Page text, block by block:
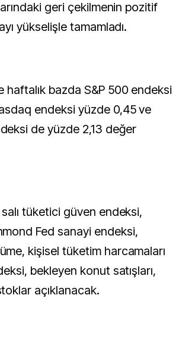
geri çekilmenin pozitif
yükselişle tamamladı.
haftalık bazda S&P 500 endeksi
endeksi yüzde 0,45 ve
de yüzde 2,13 değer
tüketici güven endeksi,
Fed sanayi endeksi,
kişisel tüketim harcamaları
bekleyen konut satışları,
açıklanacak.